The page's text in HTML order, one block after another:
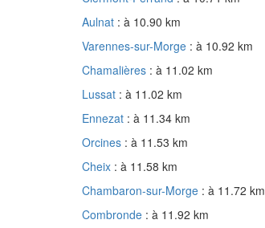
Aulnat : à 10.90 km
Varennes-sur-Morge : à 10.92 km
Chamalières : à 11.02 km
Lussat : à 11.02 km
Ennezat : à 11.34 km
Orcines : à 11.53 km
Cheix : à 11.58 km
Chambaron-sur-Morge : à 11.72 km
Combronde : à 11.92 km